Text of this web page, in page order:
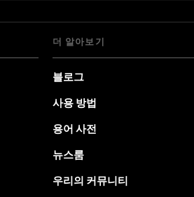
더 알아보기
블로그
사용 방법
용어 사전
뉴스룸
우리의 커뮤니티